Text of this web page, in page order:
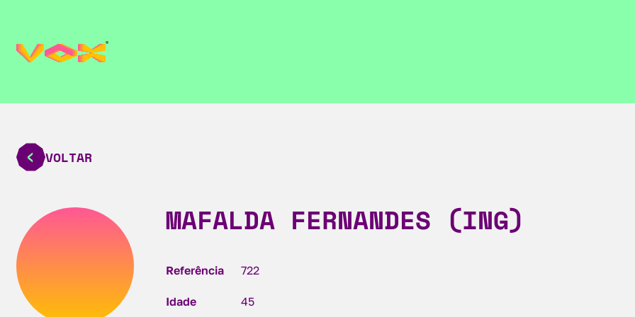
VOLTAR
MAFALDA FERNANDES (ING)
Referência 722
Idade 45